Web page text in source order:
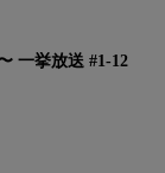
一挙放送 #1-12